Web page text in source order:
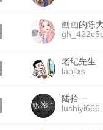
画画的陈
老纪先生
laojixs
陆拾一
lushiyi666